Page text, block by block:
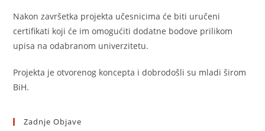
Nakon završetka projekta učesnicima će biti uručeni
certifikati koji će im omogućiti dodatne bodove prilikom
upisa na odabranom univerzitetu.
Projekta je otvorenog koncepta i dobrodošli su mladi širom
BiH.
Zadnje Objave